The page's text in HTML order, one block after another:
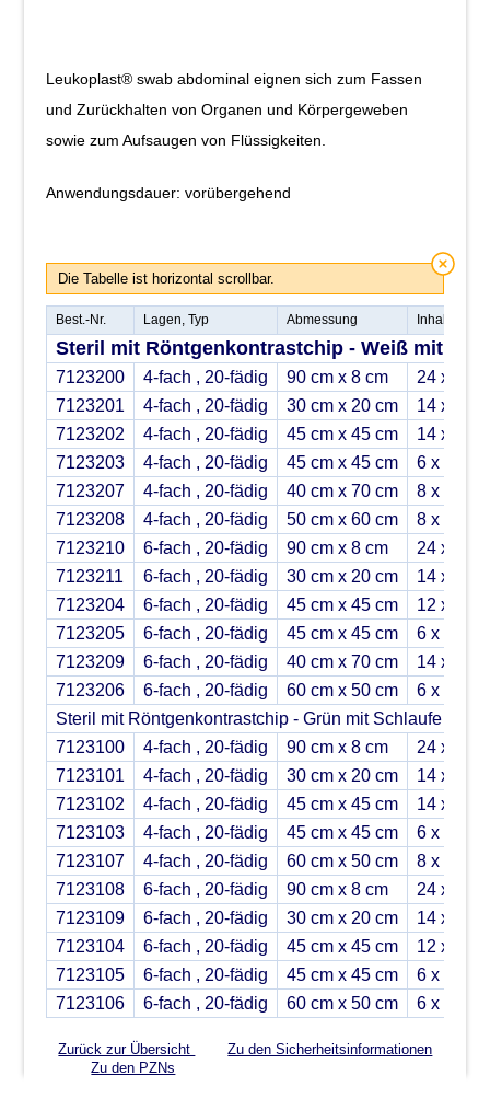
Leukoplast® swab abdominal eignen sich zum Fassen
und Zurückhalten von Organen und Körpergeweben
sowie zum Aufsaugen von Flüssigkeiten.
Anwendungsdauer: vorübergehend
Die Tabelle ist horizontal scrollbar.
Best.-Nr. Lagen, Typ Abmessung Inhalt
Steril mit Röntgenkontrastchip - Weiß mit
7123200 4-fach , 20-fädig 90 cm x 8 cm 24 x 2
7123201
4-fach , 20-fädig 30 cm x 20 cm 14 x 5
7123202
4-fach , 20-fädig 45 cm x 45 cm 14 x 2
7123203
4-fach , 20-fädig 45 cm x 45 cm 6 x 5
7123207
4-fach , 20-fädig 40 cm x 70 cm 8 x 2
7123208
4-fach , 20-fädig 50 cm x 60 cm 8 x 2
7123210
6-fach , 20-fädig 90 cm x 8 cm 24 x 2
7123211
6-fach , 20-fädig 30 cm x 20 cm 14 x 5
7123204
6-fach , 20-fädig 45 cm x 45 cm 12 x 2
7123205
6-fach , 20-fädig 45 cm x 45 cm 6 x 5
7123209
6-fach , 20-fädig 40 cm x 70 cm 14 x 5
7123206
6-fach , 20-fädig 60 cm x 50 cm 6 x 2
Steril mit Röntgenkontrastchip - Grün mit Schlaufe
7123100
4-fach , 20-fädig 90 cm x 8 cm 24 x 2
7123101
4-fach , 20-fädig 30 cm x 20 cm 14 x 5
7123102
4-fach , 20-fädig 45 cm x 45 cm 14 x 2
7123103
4-fach , 20-fädig 45 cm x 45 cm 6 x 5
7123107
4-fach , 20-fädig 60 cm x 50 cm 8 x 2
7123108
6-fach , 20-fädig 90 cm x 8 cm 24 x 2
7123109
6-fach , 20-fädig 30 cm x 20 cm 14 x 5
7123104
6-fach , 20-fädig 45 cm x 45 cm 12 x 2
7123105
6-fach , 20-fädig 45 cm x 45 cm 6 x 5
7123106
6-fach , 20-fädig 60 cm x 50 cm 6 x 2
Zurück zur Übersicht
Zu den Sicherheitsinformationen
Zu den PZNs